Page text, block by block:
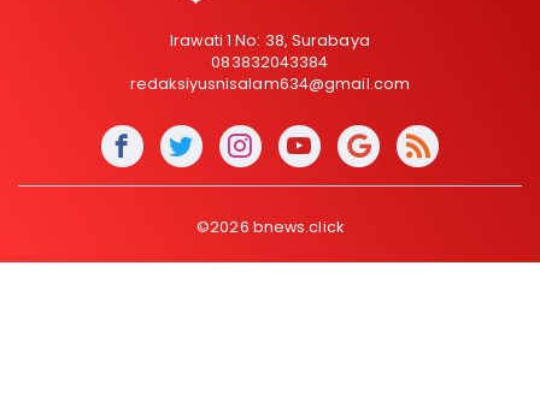
Irawati 1 No: 38, Surabaya
083832043384
redaksiyusnisalam634@gmail.com
©2026 bnews.click